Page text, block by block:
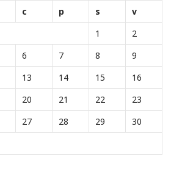
c p s
v
1
2
6 7 8
9
13 14 15
16
20 21 22
23
27 28 29
30